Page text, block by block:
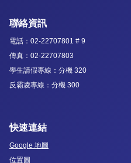
聯絡資訊
電話：02-22707801 # 9
傳真：02-22707803
學生請假專線：分機 320
反霸凌專線：分機 300
快速連結
Google 地圖
位置圖